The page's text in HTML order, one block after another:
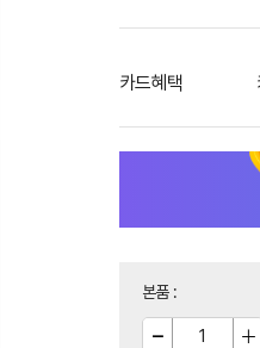
카드혜택
본품: